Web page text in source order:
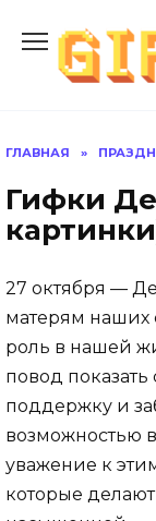
содержанию
ГЛАВНАЯ »
Гифки
27 октября —
матерям наших
роль в нашей
повод
поддержку и
возможностью
уважение к
которые